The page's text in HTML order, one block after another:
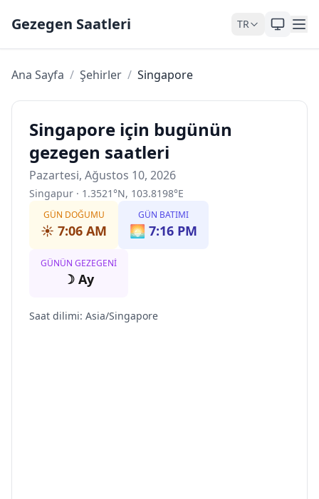
Gezegen Saatleri TR
Ana Sayfa / Şehirler / Singapore
Singapore için bugünün
gezegen saatleri
Pazartesi, Ağustos 10, 2026
Singapur · 1.3521°N, 103.8198°E
GÜN DOĞUMU
☀️ 7:06 AM
GÜN BATIMI
🌅 7:16 PM
GÜNÜN GEZEGENI
☽ Ay
Saat dilimi: Asia/Singapore